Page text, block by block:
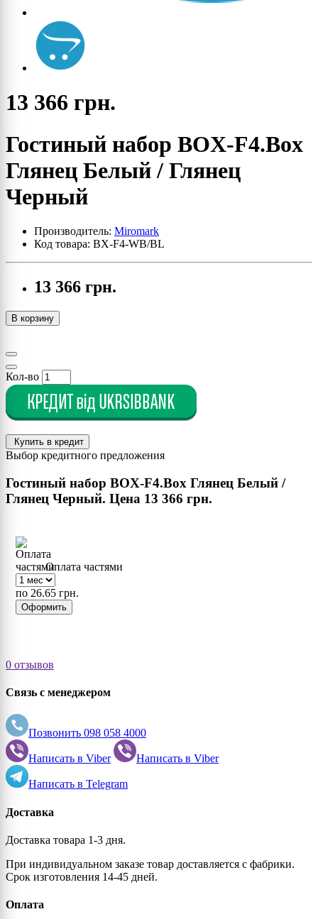
13 366 грн.
Гостиный набор BOX-F4.Box
Глянец Белый / Глянец
Черный
Производитель: Miromark
Код товара: BX-F4-WB/BL
13 366 грн.
В корзину
Кол-во
Купить в кредит
Выбор кредитного предложения
Гостиный набор BOX-F4.Box Глянец Белый /
Глянец Черный. Цена 13 366 грн.
Оплата частями
по 26.65 грн.
Оформить
0 отзывов
Связь с менеджером
Позвонить 098 058 4000
Написать в Viber Написать в Viber
Написать в Telegram
Доставка
Доставка товара 1-3 дня.
При индивидуальном заказе товар доставляется с фабрики.
Срок изготовления 14-45 дней.
Оплата